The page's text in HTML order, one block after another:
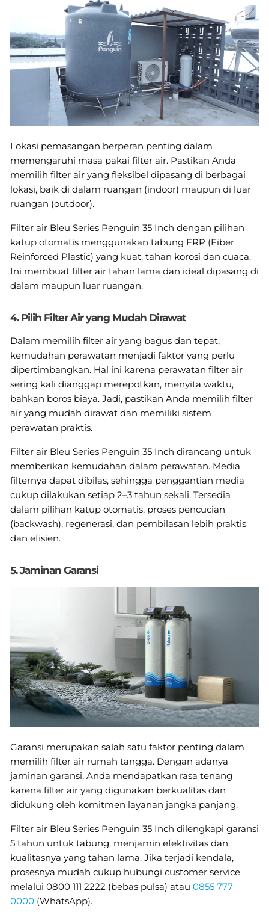
Lokasi pemasangan berperan penting dalam
memengaruhi masa pakai filter air. Pastikan Anda
memilih filter air yang fleksibel dipasang di berbagai
lokasi, baik di dalam ruangan (indoor) maupun di luar
ruangan (outdoor).
Filter air Bleu Series Penguin 35 Inch dengan pilihan
katup otomatis menggunakan tabung FRP (Fiber
Reinforced Plastic) yang kuat, tahan korosi dan cuaca.
Ini membuat filter air tahan lama dan ideal dipasang di
dalam maupun luar ruangan.
4. Pilih Filter Air yang Mudah Dirawat
Dalam memilih filter air yang bagus dan tepat,
kemudahan perawatan menjadi faktor yang perlu
dipertimbangkan. Hal ini karena perawatan filter air
sering kali dianggap merepotkan, menyita waktu,
bahkan boros biaya. Jadi, pastikan Anda memilih filter
air yang mudah dirawat dan memiliki sistem
perawatan praktis.
Filter air Bleu Series Penguin 35 Inch dirancang untuk
memberikan kemudahan dalam perawatan. Media
filternya dapat dibilas, sehingga penggantian media
cukup dilakukan setiap 2–3 tahun sekali. Tersedia
dalam pilihan katup otomatis, proses pencucian
(backwash), regenerasi, dan pembilasan lebih praktis
dan efisien.
5. Jaminan Garansi
Garansi merupakan salah satu faktor penting dalam
memilih filter air rumah tangga. Dengan adanya
jaminan garansi, Anda mendapatkan rasa tenang
karena filter air yang digunakan berkualitas dan
didukung oleh komitmen layanan jangka panjang.
Filter air Bleu Series Penguin 35 Inch dilengkapi garansi
5 tahun untuk tabung, menjamin efektivitas dan
kualitasnya yang tahan lama. Jika terjadi kendala,
prosesnya mudah cukup hubungi customer service
melalui 0800 111 2222 (bebas pulsa) atau 0855 777
0000 (WhatsApp).